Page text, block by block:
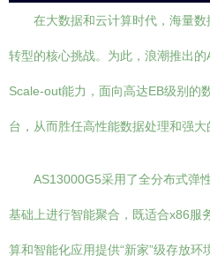
在大数据和云计算时代，海量
转型的核心挑战。为此，浪潮推出
Scale-out能力，面向高达EB级别的
台，从而胜任高性能数据处理和强大
AS13000G5采用了全分布式弹
基础上进行智能聚合，既适合x86服
算和智能化应用提供“新家”级存放